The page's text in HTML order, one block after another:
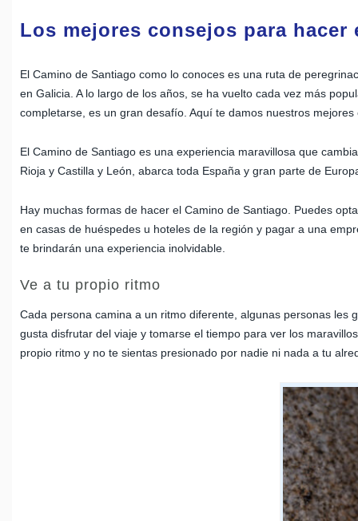
Los mejores consejos para hacer
El Camino de Santiago como lo conoces es una ruta de
en Galicia. A lo largo de los años, se ha vuelto cada vez más
completarse, es un gran desafío. Aquí te damos nuestros
El Camino de Santiago es una experiencia maravillosa que
Rioja y Castilla y León, abarca toda España y gran parte de
Hay muchas formas de hacer el Camino de Santiago. Puedes
en casas de huéspedes u hoteles de la región y pagar a una
te brindarán una experiencia inolvidable.
Ve a tu propio ritmo
Cada persona camina a un ritmo diferente, algunas personas
gusta disfrutar del viaje y tomarse el tiempo para ver los
propio ritmo y no te sientas presionado por nadie ni nada a tu